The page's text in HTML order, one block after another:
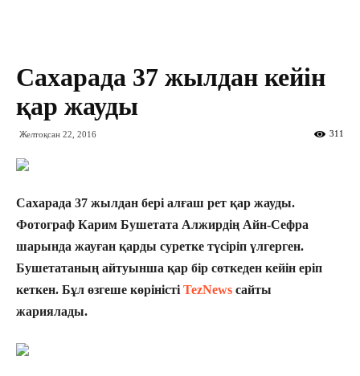
Сахарада 37 жылдан кейін
қар жауды
Желтоқсан 22, 2016 311
Сахарада 37 жылдан бері алғаш рет қар жауды.
Фотограф Карим Бушетата Алжирдің Айн-Сефра
шарында жауған қарды суретке түсіріп үлгерген.
Бушетатаның айтуынша қар бір сөткеден кейін еріп
кеткен. Бұл өзгеше көріністі TezNews сайты
жариялады.